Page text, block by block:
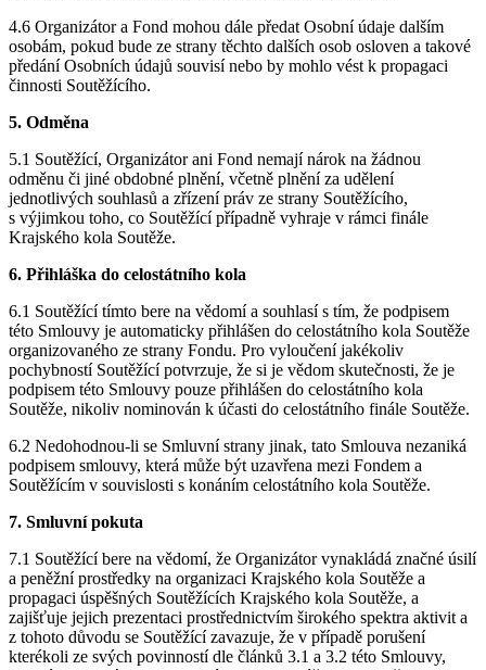
4.6 Organizátor a Fond mohou dále předat Osobní údaje dalším
osobám, pokud bude ze strany těchto dalších osob osloven a takové
předání Osobních údajů souvisí nebo by mohlo vést k propagaci
činnosti Soutěžícího.
5. Odměna
5.1 Soutěžící, Organizátor ani Fond nemají nárok na žádnou
odměnu či jiné obdobné plnění, včetně plnění za udělení
jednotlivých souhlasů a zřízení práv ze strany Soutěžícího,
s výjimkou toho, co Soutěžící případně vyhraje v rámci finále
Krajského kola Soutěže.
6. Přihláška do celostátního kola
6.1 Soutěžící tímto bere na vědomí a souhlasí s tím, že podpisem
této Smlouvy je automaticky přihlášen do celostátního kola Soutěže
organizovaného ze strany Fondu. Pro vyloučení jakékoliv
pochybností Soutěžící potvrzuje, že si je vědom skutečnosti, že je
podpisem této Smlouvy pouze přihlášen do celostátního kola
Soutěže, nikoliv nominován k účasti do celostátního finále Soutěže.
6.2 Nedohodnou-li se Smluvní strany jinak, tato Smlouva nezaniká
podpisem smlouvy, která může být uzavřena mezi Fondem a
Soutěžícím v souvislosti s konáním celostátního kola Soutěže.
7. Smluvní pokuta
7.1 Soutěžící bere na vědomí, že Organizátor vynakládá značné úsilí
a peněžní prostředky na organizaci Krajského kola Soutěže a
propagaci úspěšných Soutěžících Krajského kola Soutěže, a
zajišťuje jejich prezentaci prostřednictvím širokého spektra aktivit a
z tohoto důvodu se Soutěžící zavazuje, že v případě porušení
kterékoli ze svých povinností dle článků 3.1 a 3.2 této Smlouvy,